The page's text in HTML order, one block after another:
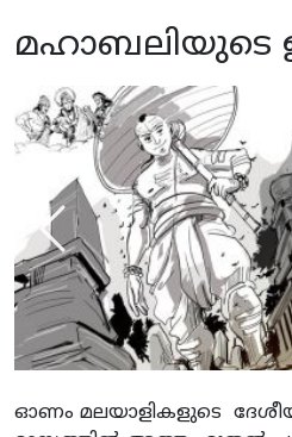
മഹാബലിയുടെ
Previous
ഓണം മലയാളികളുടെ